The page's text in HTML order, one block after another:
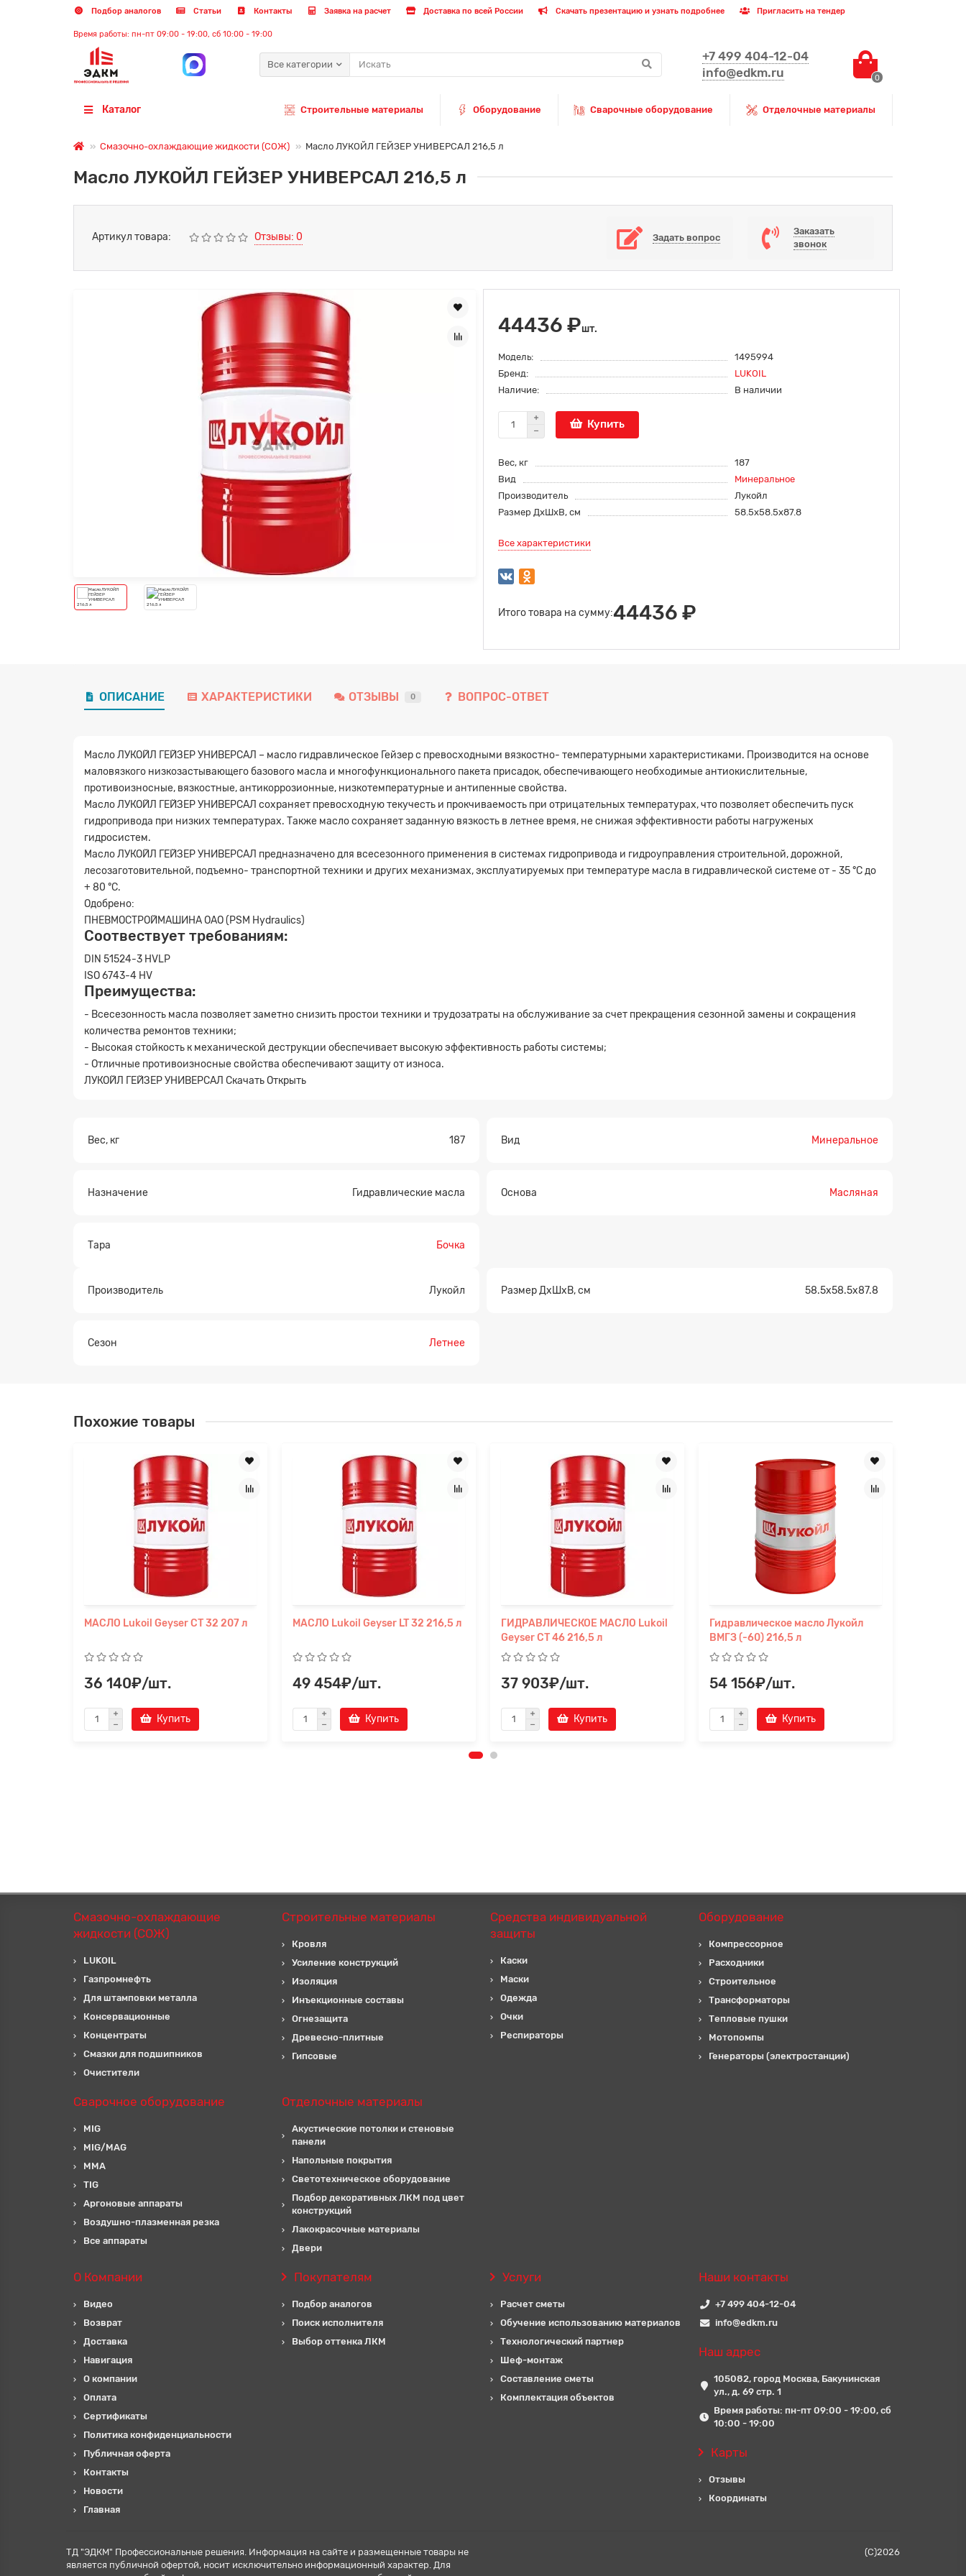
Подбор аналогов Статьи Контакты Заявка на расчет Доставка по всей России Скачать презентацию и узнать подробнее Пригласить на тендер
Время работы: пн-пт 09:00 - 19:00, сб 10:00 - 19:00
Все категории
+7 499 404-12-04
info@edkm.ru
0
Каталог Строительные материалы Оборудование Сварочные оборудование Отделочные материалы
Смазочно-охлаждающие жидкости (СОЖ) Масло ЛУКОЙЛ ГЕЙЗЕР УНИВЕРСАЛ 216,5 л
Масло ЛУКОЙЛ ГЕЙЗЕР УНИВЕРСАЛ 216,5 л
Артикул товара: Отзывы: 0 Задать вопрос
Заказать
звонок
44436 ₽шт.
Модель:
1495994
Бренд:
LUKOIL
Наличие:
В наличии
Купить
Вес, кг
187
Вид
Минеральное
Производитель
Лукойл
Размер ДхШхВ, см
58.5x58.5x87.8
Все характеристики
Итого товара на сумму:44436 ₽
ОПИСАНИЕ ХАРАКТЕРИСТИКИ ОТЗЫВЫ 0 ВОПРОС-ОТВЕТ
Масло ЛУКОЙЛ ГЕЙЗЕР УНИВЕРСАЛ – масло гидравлическое Гейзер с превосходными вязкостно- температурными характеристиками. Производится на основе
маловязкого низкозастывающего базового масла и многофункционального пакета присадок, обеспечивающего необходимые антиокислительные,
противоизносные, вязкостные, антикоррозионные, низкотемпературные и антипенные свойства.
Масло ЛУКОЙЛ ГЕЙЗЕР УНИВЕРСАЛ сохраняет превосходную текучесть и прокчиваемость при отрицательных температурах, что позволяет обеспечить пуск
гидропривода при низких температурах. Также масло сохраняет заданную вязкость в летнее время, не снижая эффективности работы нагруженых
гидросистем.
Масло ЛУКОЙЛ ГЕЙЗЕР УНИВЕРСАЛ предназначено для всесезонного применения в системах гидропривода и гидроуправления строительной, дорожной,
лесозаготовительной, подъемно- транспортной техники и других механизмах, эксплуатируемых при температуре масла в гидравлической системе от - 35 °С до
+ 80 °С.
Одобрено:
ПНЕВМОСТРОЙМАШИНА ОАО (PSM Hydraulics)
Соотвествует требованиям:
DIN 51524-3 HVLP
ISO 6743-4 HV
Преимущества:
- Всесезонность масла позволяет заметно снизить простои техники и трудозатраты на обслуживание за счет прекращения сезонной замены и сокращения
количества ремонтов техники;
- Высокая стойкость к механической деструкции обеспечивает высокую эффективность работы системы;
- Отличные противоизносные свойства обеспечивают защиту от износа.
ЛУКОЙЛ ГЕЙЗЕР УНИВЕРСАЛ Скачать Открыть
Вес, кг 187 Вид Минеральное
Назначение Гидравлические масла Основа Масляная
Тара Бочка
Производитель Лукойл Размер ДхШхВ, см 58.5x58.5x87.8
Сезон Летнее
Похожие товары
МАСЛО Lukoil Geyser СТ 32 207 л
36 140₽/шт.
Купить
МАСЛО Lukoil Geyser LT 32 216,5 л
49 454₽/шт.
Купить
ГИДРАВЛИЧЕСКОЕ МАСЛО Lukoil
Geyser СТ 46 216,5 л
37 903₽/шт.
Купить
Гидравлическое масло Лукойл
ВМГЗ (-60) 216,5 л
54 156₽/шт.
Купить
Смазочно-охлаждающие
жидкости (СОЖ)
LUKOIL
Газпромнефть
Для штамповки металла
Консервационные
Концентраты
Смазки для подшипников
Очистители
Строительные материалы
Кровля
Усиление конструкций
Изоляция
Инъекционные составы
Огнезащита
Древесно-плитные
Гипсовые
Средства индивидуальной
защиты
Каски
Маски
Одежда
Очки
Респираторы
Оборудование
Компрессорное
Расходники
Строительное
Трансформаторы
Тепловые пушки
Мотопомпы
Генераторы (электростанции)
Сварочное оборудование
MIG
MIG/MAG
MMA
TIG
Аргоновые аппараты
Воздушно-плазменная резка
Все аппараты
Отделочные материалы
Акустические потолки и стеновые
панели
Напольные покрытия
Светотехническое оборудование
Подбор декоративных ЛКМ под цвет
конструкций
Лакокрасочные материалы
Двери
О Компании
Видео
Возврат
Доставка
Навигация
О компании
Оплата
Сертификаты
Политика конфиденциальности
Публичная оферта
Контакты
Новости
Главная
Покупателям
Подбор аналогов
Поиск исполнителя
Выбор оттенка ЛКМ
Услуги
Расчет сметы
Обучение использованию материалов
Технологический партнер
Шеф-монтаж
Составление сметы
Комплектация объектов
Наши контакты
+7 499 404-12-04
info@edkm.ru
Наш адрес
105082, город Москва, Бакунинская
ул., д. 69 стр. 1
Время работы: пн-пт 09:00 - 19:00, сб
10:00 - 19:00
Карты
Отзывы
Координаты
ТД "ЭДКМ" Профессиональные решения. Информация на сайте и размещенные товары не
является публичной офертой, носит исключительно информационный характер. Для
(C)2026